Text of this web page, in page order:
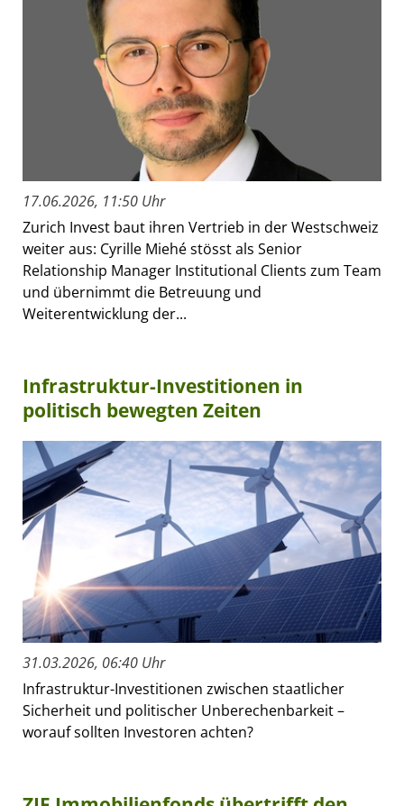
17.06.2026, 11:50 Uhr
Zurich Invest baut ihren Vertrieb in der Westschweiz
weiter aus: Cyrille Miehé stösst als Senior
Relationship Manager Institutional Clients zum Team
und übernimmt die Betreuung und
Weiterentwicklung der...
Infrastruktur-Investitionen in
politisch bewegten Zeiten
31.03.2026, 06:40 Uhr
Infrastruktur-Investitionen zwischen staatlicher
Sicherheit und politischer Unberechenbarkeit –
worauf sollten Investoren achten?